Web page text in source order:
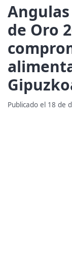
de Oro
Publicado el 18 de